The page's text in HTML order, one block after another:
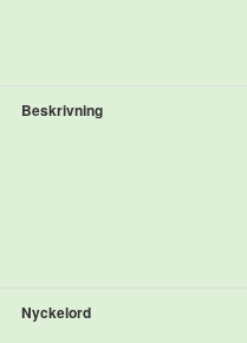
Beskrivning
Nyckelord